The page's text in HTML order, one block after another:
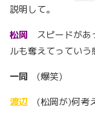
説明して。
松岡
スピードがあ
ルも奪えてっていう
一同 (爆笑)
渡辺
(松岡が)何考